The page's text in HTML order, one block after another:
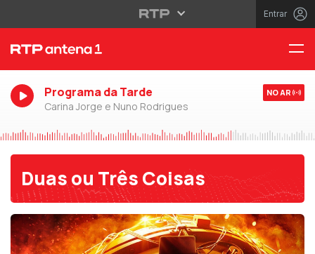
Entrar
Programa da Tarde
Carina Jorge e Nuno Rodrigues
NO AR
Duas ou Três Coisas